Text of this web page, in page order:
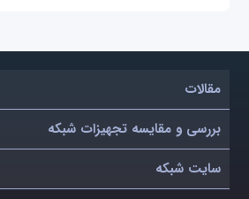
مقالات
بررسی و مقایسه تجهیزات شبکه
سایت شبکه